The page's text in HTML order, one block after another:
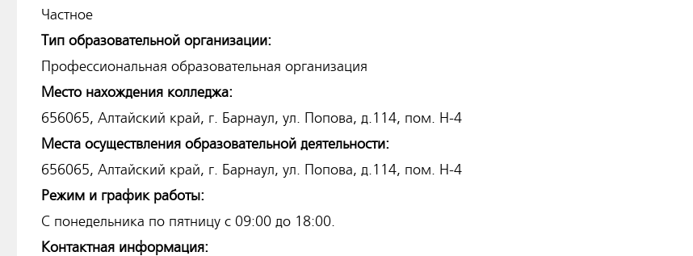
Частное
Тип образовательной организации:
Профессиональная образовательная организация
Место нахождения колледжа:
656065, Алтайский край, г. Барнаул, ул. Попова, д.114, пом. Н-4
Места осуществления образовательной деятельности:
656065, Алтайский край, г. Барнаул, ул. Попова, д.114, пом. Н-4
Режим и график работы:
С понедельника по пятницу с 09:00 до 18:00.
Контактная информация: